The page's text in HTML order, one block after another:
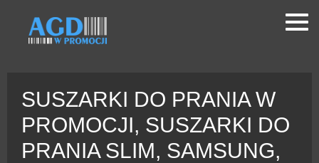
SUSZARKI DO PRANIA W
PROMOCJI, SUSZARKI DO
PRANIA SLIM, SAMSUNG,